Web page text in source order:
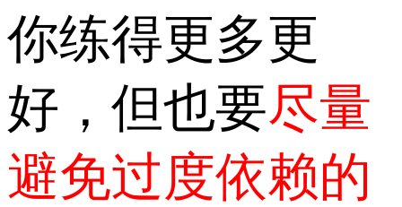
你练得更多更
好，但也要尽量
避免过度依赖的